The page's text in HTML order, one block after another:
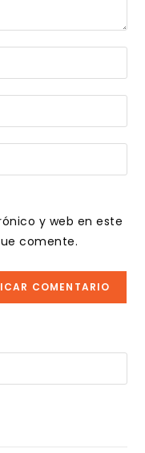
y web en este
comente.